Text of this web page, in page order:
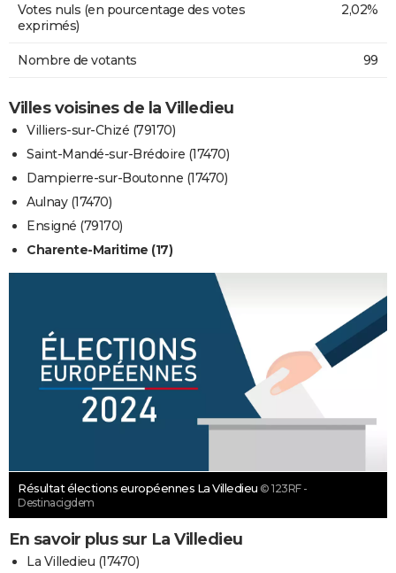
Votes nuls (en pourcentage des votes
exprimés)
2,02%
Nombre de votants 99
Villes voisines de la Villedieu
Villiers-sur-Chizé (79170)
Saint-Mandé-sur-Brédoire (17470)
Dampierre-sur-Boutonne (17470)
Aulnay (17470)
Ensigné (79170)
Charente-Maritime (17)
Résultat élections européennes La Villedieu © 123RF -
Destinacigdem
En savoir plus sur La Villedieu
La Villedieu (17470)